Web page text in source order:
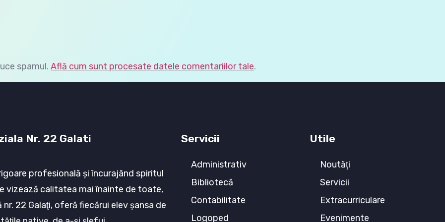
spamul. Află cum sunt procesate datele comentariilor tale.
Nr. 22 Galati
profesională şi încurajând spiritul
vizează calitatea mai înainte de toate,
22 Galaţi, oferă fiecărui elev şansa de
Servicii
Administrativ
Bibliotecă
Contabilitate
Logoped
Utile
Noutăţi
Servicii
Extracurriculare
Evenimente